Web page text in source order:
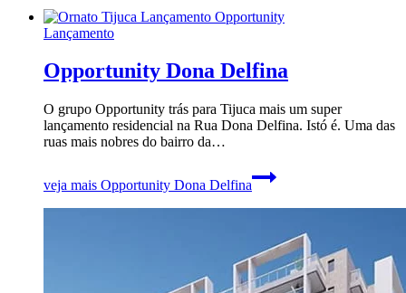
Lançamento
Opportunity Dona Delfina
O grupo Opportunity trás para Tijuca mais um super
lançamento residencial na Rua Dona Delfina. Istó é. Uma das
ruas mais nobres do bairro da…
veja mais Opportunity Dona Delfina